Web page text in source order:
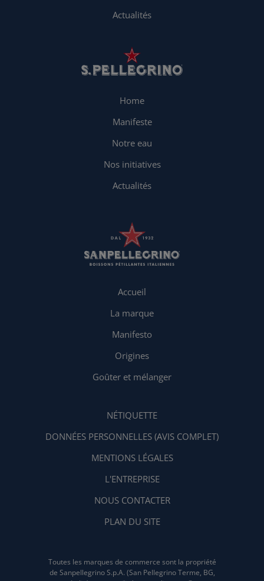
Actualités
Home
Manifeste
Notre eau
Nos initiatives
Actualités
Accueil
La marque
Manifesto
Origines
Goûter et mélanger
NÉTIQUETTE
DONNÉES PERSONNELLES (AVIS COMPLET)
MENTIONS LÉGALES
L'ENTREPRISE
NOUS CONTACTER
PLAN DU SITE
Toutes les marques de commerce sont la propriété
de Sanpellegrino S.p.A. (San Pellegrino Terme, BG,